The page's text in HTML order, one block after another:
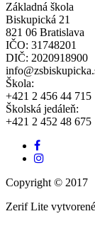
Základná škola
Biskupická 21
821 06 Bratislava
IČO: 31748201
DIČ: 2020918900
Škola:
+421 2 456 44 715
Školská jedáleň:
+421 2 452 48 675
Facebook
odkaz
Instagram
Copyright © 2017
Zerif Lite